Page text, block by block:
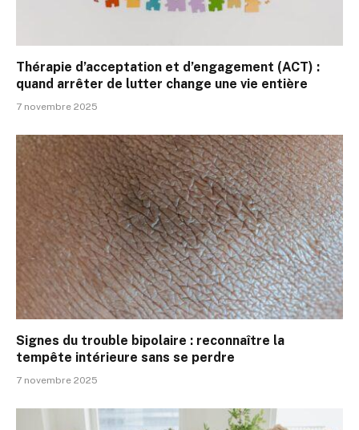
Thérapie d’acceptation et d’engagement (ACT) :
quand arrêter de lutter change une vie entière
7 novembre 2025
Signes du trouble bipolaire : reconnaître la
tempête intérieure sans se perdre
7 novembre 2025